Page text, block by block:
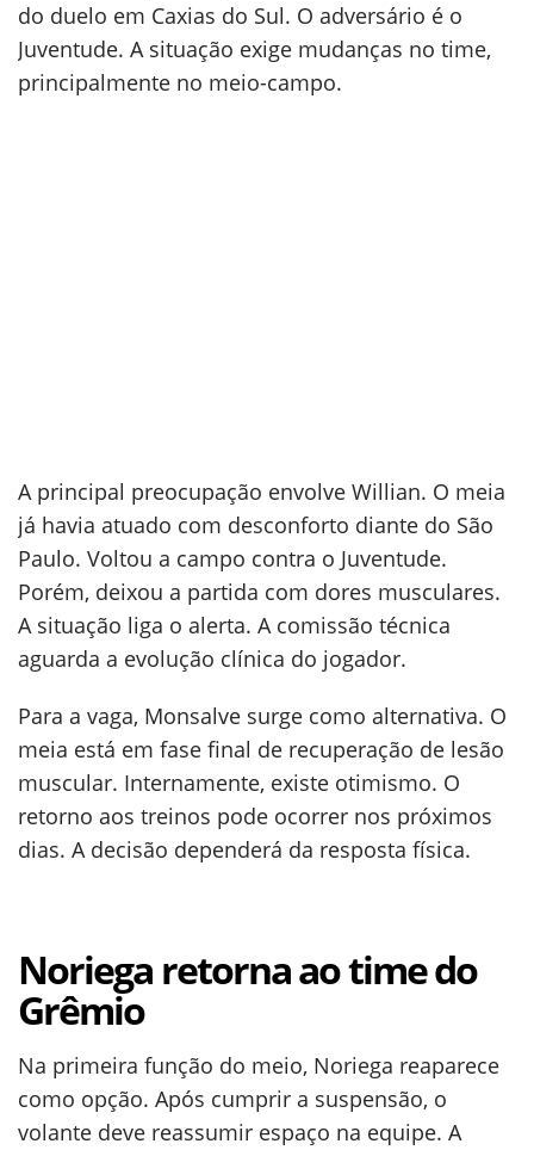
do duelo em Caxias do Sul. O adversário é o
Juventude. A situação exige mudanças no time,
principalmente no meio-campo.
A principal preocupação envolve Willian. O meia
já havia atuado com desconforto diante do São
Paulo. Voltou a campo contra o Juventude.
Porém, deixou a partida com dores musculares.
A situação liga o alerta. A comissão técnica
aguarda a evolução clínica do jogador.
Para a vaga, Monsalve surge como alternativa. O
meia está em fase final de recuperação de lesão
muscular. Internamente, existe otimismo. O
retorno aos treinos pode ocorrer nos próximos
dias. A decisão dependerá da resposta física.
Noriega retorna ao time do
Grêmio
Na primeira função do meio, Noriega reaparece
como opção. Após cumprir a suspensão, o
volante deve reassumir espaço na equipe. A